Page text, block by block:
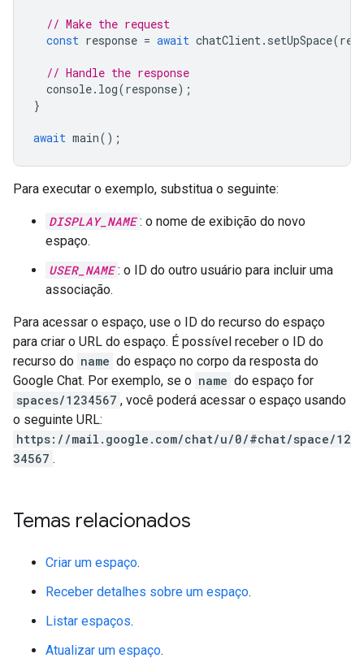
// Make the request
const response = await chatClient. setUpSpace(
// Handle the response
console. log(response);
}
await main();
Para executar o exemplo, substitua o seguinte:
DISPLAY_NAME : o nome de exibição do novo
espaço.
USER_NAME : o ID do outro usuário para incluir uma
associação.
Para acessar o espaço, use o ID do recurso do espaço
para criar o URL do espaço. É possível receber o ID do
recurso do name do espaço no corpo da resposta do
Google Chat. Por exemplo, se o name do espaço for
spaces/1234567 , você poderá acessar o espaço usando
o seguinte URL:
https://mail.google.com/chat/u/0/#chat/space/12
34567 .
Temas relacionados
Criar um espaço.
Receber detalhes sobre um espaço.
Listar espaços.
Atualizar um espaço.